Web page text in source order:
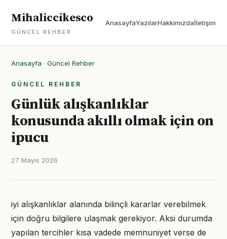
Mihaliccikesco
GÜNCEL REHBER
AnasayfaYazılarHakkımızdaİletişim
Anasayfa · Güncel Rehber
GÜNCEL REHBER
Günlük alışkanlıklar
konusunda akıllı olmak için on
ipucu
27 Mayıs 2026
iyi alışkanlıklar alanında bilinçli kararlar verebilmek
için doğru bilgilere ulaşmak gerekiyor. Aksi durumda
yapılan tercihler kısa vadede memnuniyet verse de